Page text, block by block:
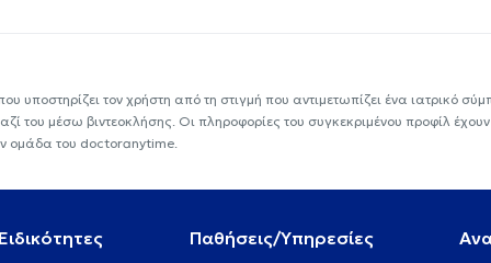
τον χρήστη από τη στιγμή που αντιμετωπίζει ένα ιατρικό
του μέσω βιντεοκλήσης. Οι πληροφορίες του συγκεκριμένου προφίλ
ομάδα του doctoranytime.
Ειδικότητες Παθήσεις/Υπηρεσίες